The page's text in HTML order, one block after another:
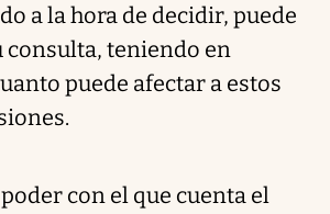
a la hora de decidir, puede
consulta, teniendo en
puede afectar a estos
con el que cuenta el